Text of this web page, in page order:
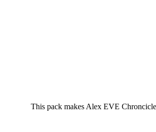
This pack makes Alex EVE